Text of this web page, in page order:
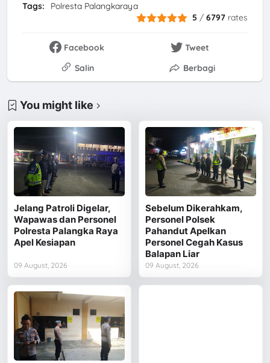
Tags:
Polresta Palangkaraya
5 /6797 rates
Facebook
Tweet
Salin
Berbagi
You might like
Jelang Patroli Digelar,
Wapawas dan Personel
Polresta Palangka Raya
Apel Kesiapan
09 August, 2026
Sebelum Dikerahkam,
Personel Polsek
Pahandut Apelkan
Personel Cegah Kasus
Balapan Liar
09 August, 2026